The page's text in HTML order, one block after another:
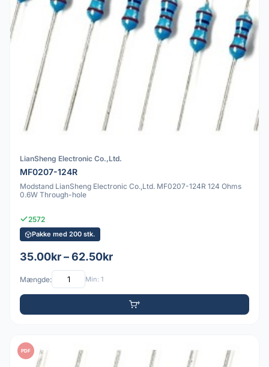
LianSheng Electronic Co.,Ltd.
MF0207-124R
Modstand LianSheng Electronic Co.,Ltd. MF0207-124R 124 Ohms
0.6W Through-hole
2572
Pakke med 200 stk.
35.00kr – 62.50kr
Mængde: Min: 1
PDF